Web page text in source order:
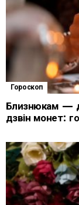
Гороскоп
Близнюкам —
дзвін монет: